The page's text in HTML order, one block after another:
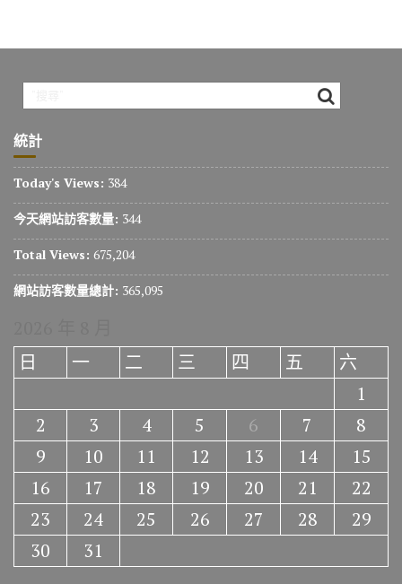
統計
Today's Views: 384
今天網站訪客數量: 344
Total Views: 675,204
網站訪客數量總計: 365,095
日
一 二 三 四 五
六
1
2
3 4 5 6 7
8
9
10 11 12 13 14
15
16
17 18 19 20 21
22
23
24 25 26 27 28
29
30
31